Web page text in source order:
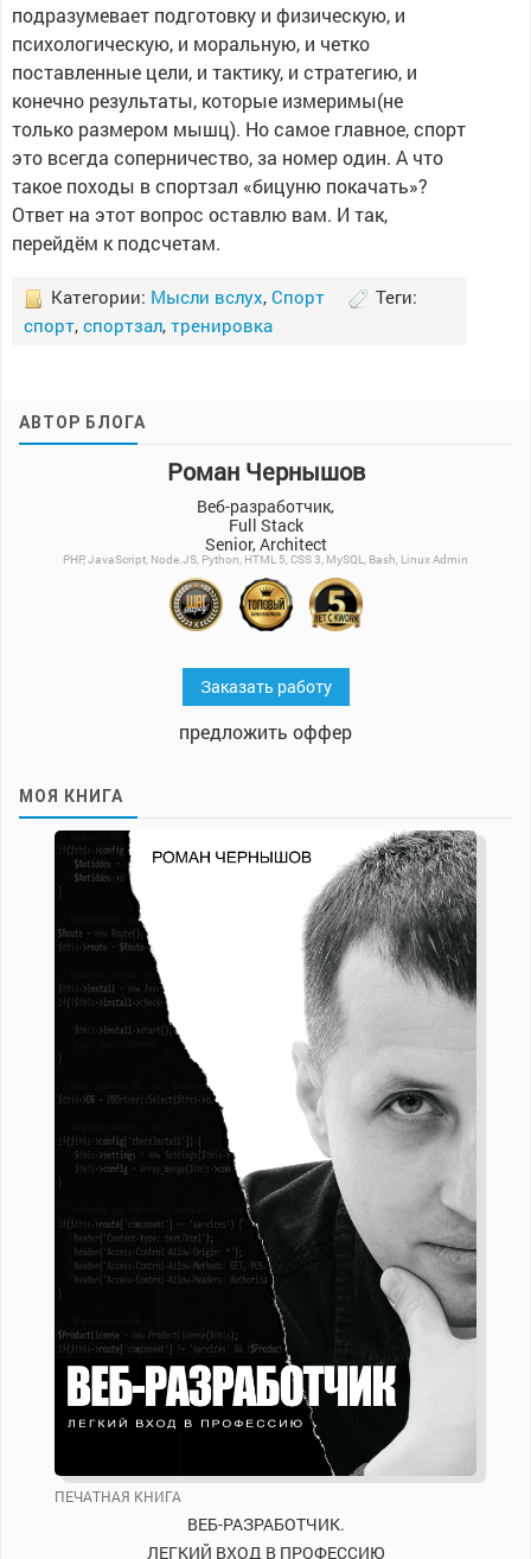
подразумевает подготовку и физическую, и
психологическую, и моральную, и четко
поставленные цели, и тактику, и стратегию, и
конечно результаты, которые измеримы(не
только размером мышц). Но самое главное, спорт
это всегда соперничество, за номер один. А что
такое походы в спортзал «бицуню покачать»?
Ответ на этот вопрос оставлю вам. И так,
перейдём к подсчетам.
Категории: Мысли вслух, Спорт
Теги:
спорт, спортзал, тренировка
АВТОР БЛОГА
Роман Чернышов
Веб-разработчик,
Full Stack
Senior, Architect
PHP, JavaScript, Node.JS, Python, HTML 5, CSS 3, MySQL, Bash, Linux Admin
Заказать работу
предложить оффер
МОЯ КНИГА
ПЕЧАТНАЯ КНИГА
ВЕБ-РАЗРАБОТЧИК.
ЛЕГКИЙ ВХОД В ПРОФЕССИЮ